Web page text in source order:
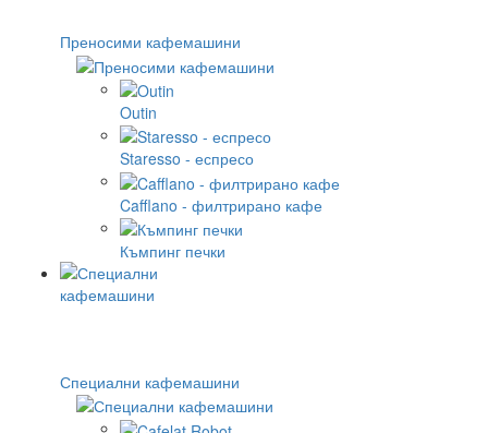
Преносими кафемашини
Outin
Staresso - еспресо
Cafflano - филтрирано кафе
Къмпинг печки
Специални кафемашини